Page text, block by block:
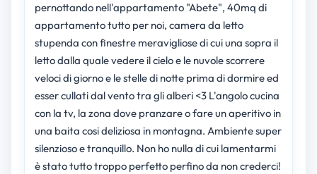
pernottando nell'appartamento "Abete", 40mq di
appartamento tutto per noi, camera da letto
stupenda con finestre meravigliose di cui una sopra il
letto dalla quale vedere il cielo e le nuvole scorrere
veloci di giorno e le stelle di notte prima di dormire ed
esser cullati dal vento tra gli alberi <3 L'angolo cucina
con la tv, la zona dove pranzare o fare un aperitivo in
una baita cosi deliziosa in montagna. Ambiente super
silenzioso e tranquillo. Non ho nulla di cui lamentarmi
è stato tutto troppo perfetto perfino da non crederci!